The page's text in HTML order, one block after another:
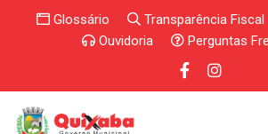
Glossário Transparência Fiscal
Ouvidoria
Perguntas